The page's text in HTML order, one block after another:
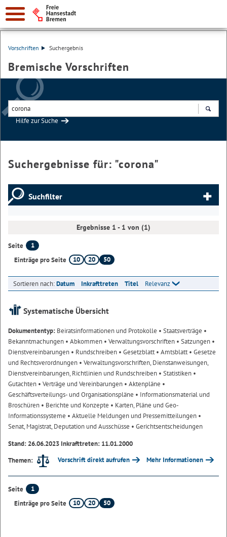
Vorschriften Suchergebnis
Bremische Vorschriften
Hilfe zur Suche
Suchergebnisse für: "corona"
Suchfilter
Ergebnisse 1 - 1 von (1)
Seite
1
Einträge pro Seite
10 20 50
Sortieren nach:Datum Inkrafttreten Titel Relevanz
Systematische Übersicht
Dokumententyp: Beiratsinformationen und Protokolle • Staatsverträge •
Bekanntmachungen • Abkommen • Verwaltungsvorschriften • Satzungen •
Dienstvereinbarungen • Rundschreiben • Gesetzblatt• Amtsblatt• Gesetze
und Rechtsverordnungen • Verwaltungsvorschriften, Dienstanweisungen,
Dienstvereinbarungen, Richtlinien und Rundschreiben • Statistiken •
Gutachten • Verträge und Vereinbarungen • Aktenpläne •
Geschäftsverteilungs- und Organisationspläne • Informationsmaterial und
Broschüren • Berichte und Konzepte • Karten, Pläne und Geo-
Informationssysteme • Aktuelle Meldungen und Pressemitteilungen •
Senat, Magistrat, Deputation und Ausschüsse • Gerichtsentscheidungen
Stand: 26.06.2023 Inkrafttreten: 11.01.2000
Themen:
Vorschrift direkt aufrufen Mehr Informationen
Seite
1
Einträge pro Seite
10 20 50